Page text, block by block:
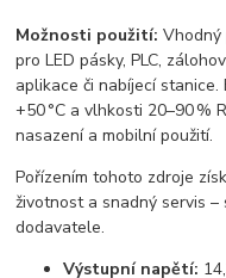
Možnosti použití: Vhodný
pro LED pásky, PLC,
aplikace či nabíjecí
+50 °C a vlhkosti 20–90 %
nasazení a mobilní použití.
Pořízením tohoto zdroje
životnost a snadný servis
dodavatele.
Výstupní napětí: